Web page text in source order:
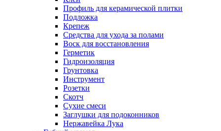
Профиль для керамической плитки
Подложка
Крепеж
Средства для ухода за полами
Воск для восстановления
Герметик
Гидроизоляция
Грунтовка
Инструмент
Розетки
Скотч
Сухие смеси
Заглушки для подоконников
Нержавейка Лука